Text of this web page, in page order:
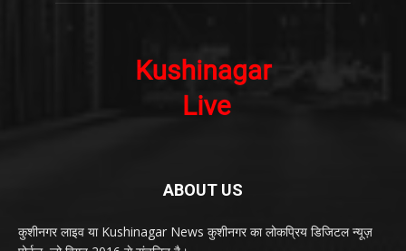
ABOUT US
कुशीनगर लाइव या Kushinagar News कुशीनगर का लोकप्रिय डिजिटल न्यूज़